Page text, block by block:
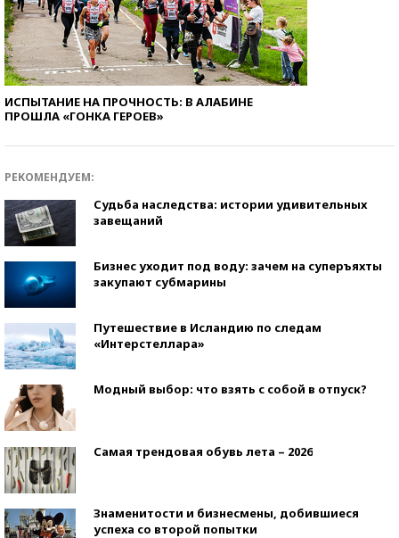
ИСПЫТАНИЕ НА ПРОЧНОСТЬ: В АЛАБИНЕ
ПРОШЛА «ГОНКА ГЕРОЕВ»
РЕКОМЕНДУЕМ:
Судьба наследства: истории удивительных
завещаний
Бизнес уходит под воду: зачем на суперъяхты
закупают субмарины
Путешествие в Исландию по следам
«Интерстеллара»
Модный выбор: что взять с собой в отпуск?
Самая трендовая обувь лета – 2026
Знаменитости и бизнесмены, добившиеся
успеха со второй попытки